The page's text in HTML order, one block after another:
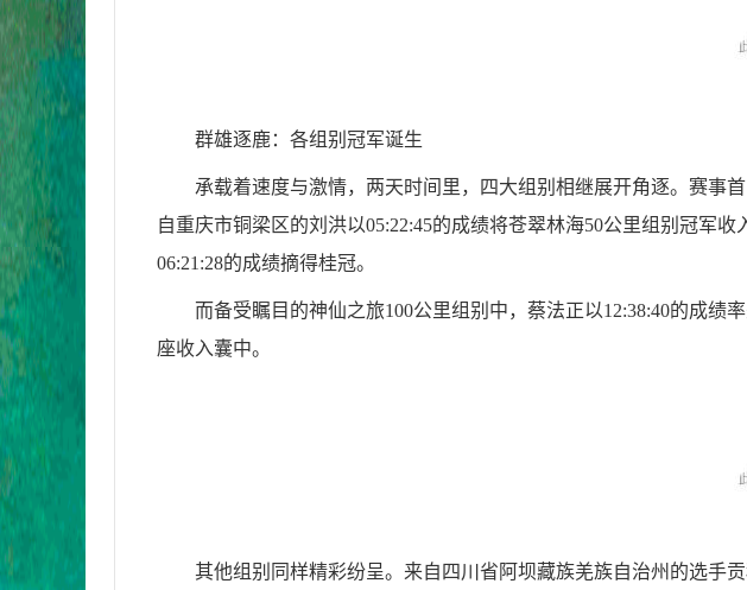
群雄逐鹿：各组别冠军诞生
承载着速度与激情，两天时间里，四大组别相继展开角逐。赛事
自重庆市铜梁区的刘洪以05:22:45的成绩将苍翠林海50公里组别冠军
06:21:28的成绩摘得桂冠。
而备受瞩目的神仙之旅100公里组别中，蔡法正以12:38:40的成绩
座收入囊中。
其他组别同样精彩纷呈。来自四川省阿坝藏族羌族自治州的选手